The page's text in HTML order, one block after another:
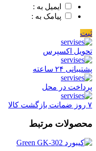
ایمیل به :
پیامک به :
ثبت
تحویل اکسپرس
پشتیبانی ۲۴ ساعته
پرداخت در محل
۷ روز ضمانت بازگشت کالا
محصولات مرتبط